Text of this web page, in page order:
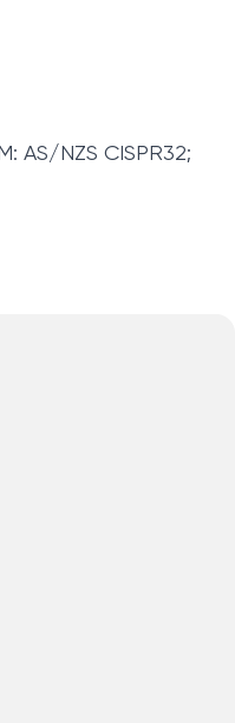
AS/NZS CISPR32;